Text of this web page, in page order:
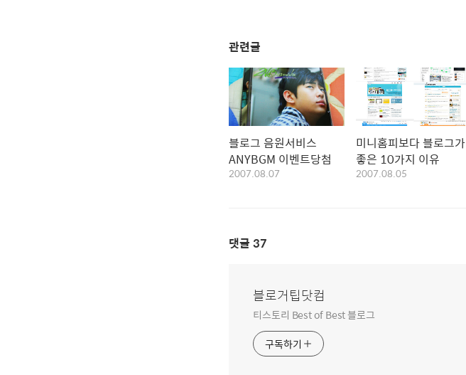
관련글
블로그 음원서비스
ANYBGM 이벤트당첨
2007.08.07
미니홈피보다 블로그가
좋은 10가지 이유
2007.08.05
댓글 37
블로거팁닷컴
티스토리 Best of Best 블로그
구독하기